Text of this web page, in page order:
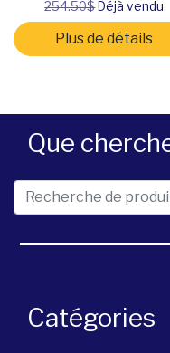
Que
Recherche pour :
Catégories
254.50$Déjà vendu
Plus de détails